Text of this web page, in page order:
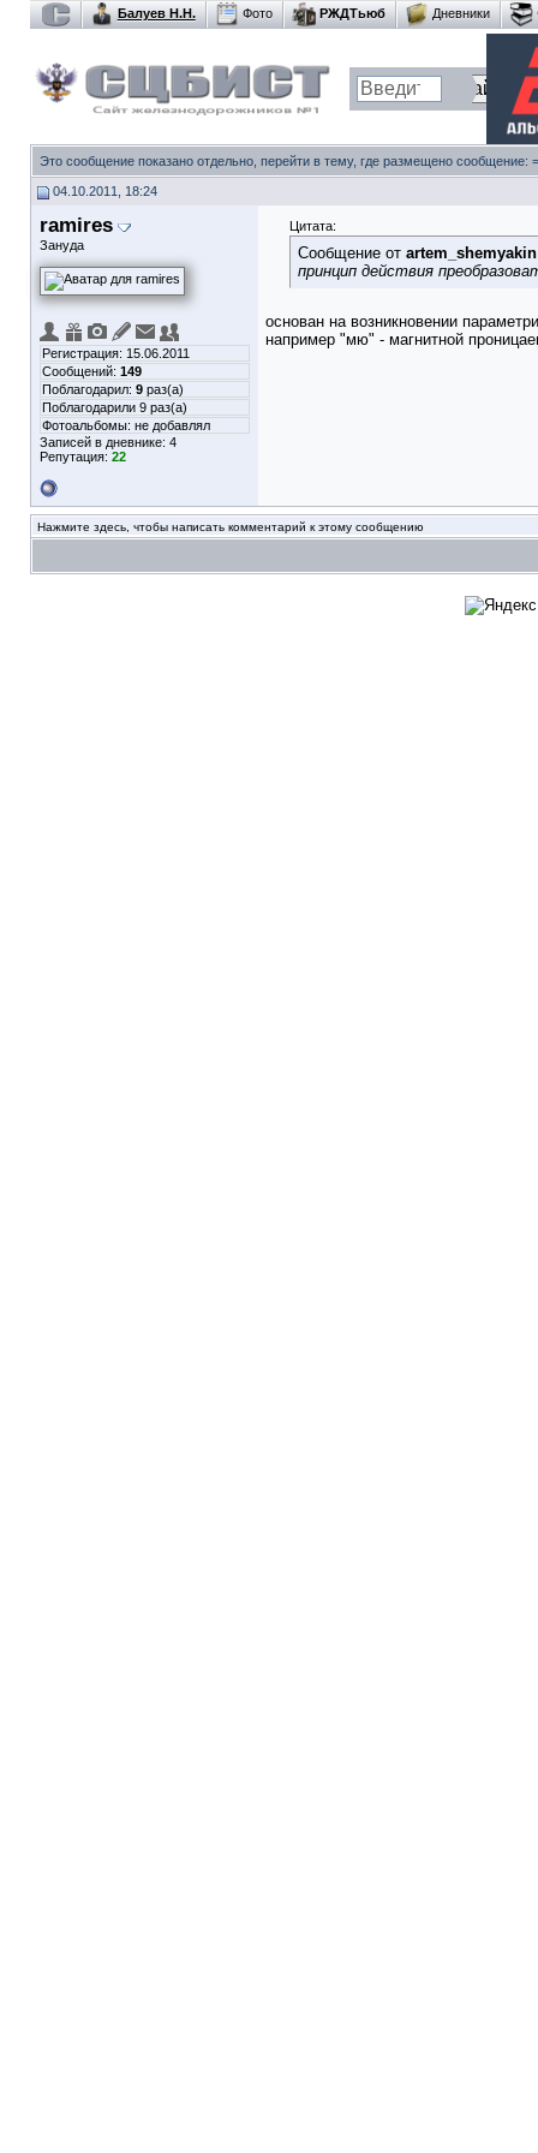
Балуев Н.Н. Фото РЖДТьюб Дневники
Это сообщение показано отдельно, перейти в тему, где размещено сообщение:
04.10.2011, 18:24
ramires
Зануда
Регистрация: 15.06.2011
Сообщений: 149
Поблагодарил: 9 раз(а)
Поблагодарили 9 раз(а)
Фотоальбомы: не добавлял
Записей в дневнике: 4
Репутация: 22
Цитата:
Сообщение от artem_shemyakin
принцип действия
основан на возникновении
например "мю" - магнитной
Нажмите здесь, чтобы написать комментарий к этому сообщению